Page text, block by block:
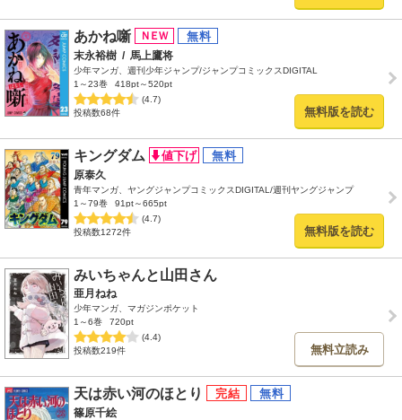
あかね噺
末永裕樹 / 馬上鷹将
少年マンガ、週刊少年ジャンプ/ジャンプコミックスDIGITAL
1～23巻
418pt～520pt
(4.7)
投稿数68件
無料版を読む
キングダム
原泰久
青年マンガ、ヤングジャンプコミックスDIGITAL/週刊ヤングジャンプ
1～79巻
91pt～665pt
(4.7)
投稿数1272件
無料版を読む
みいちゃんと山田さん
亜月ねね
少年マンガ、マガジンポケット
1～6巻
720pt
(4.4)
投稿数219件
無料立読み
天は赤い河のほとり
篠原千絵